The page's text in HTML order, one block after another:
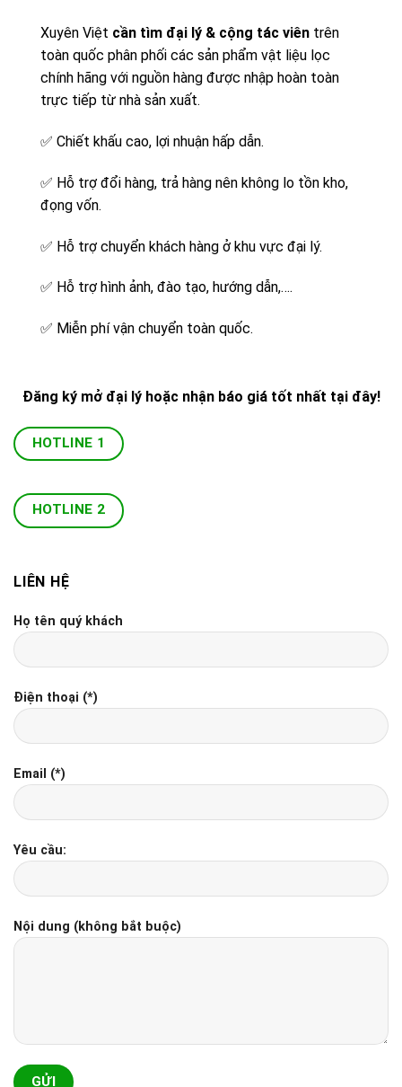
Xuyên Việt cần tìm đại lý & cộng tác viên trên
toàn quốc phân phối các sản phẩm vật liệu lọc
chính hãng với nguồn hàng được nhập hoàn toàn
trực tiếp từ nhà sản xuất.
✅ Chiết khấu cao, lợi nhuận hấp dẫn.
✅ Hỗ trợ đổi hàng, trả hàng nên không lo tồn kho,
đọng vốn.
✅ Hỗ trợ chuyển khách hàng ở khu vực đại lý.
✅ Hỗ trợ hình ảnh, đào tạo, hướng dẫn,….
✅ Miễn phí vận chuyển toàn quốc.
Đăng ký mở đại lý hoặc nhận báo giá tốt nhất tại đây!
HOTLINE 1
HOTLINE 2
LIÊN HỆ
Họ tên quý khách
Điện thoại (*)
Email (*)
Yêu cầu:
Nội dung (không bắt buộc)